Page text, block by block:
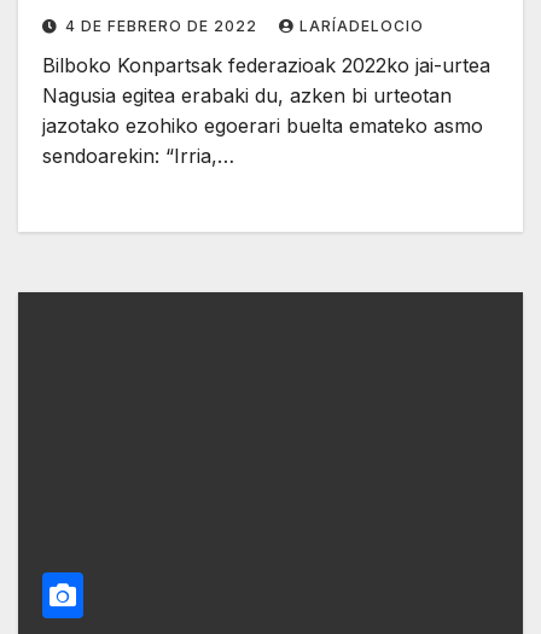
4 DE FEBRERO DE 2022 LARÍADELOCIO
Bilboko Konpartsak federazioak 2022ko jai-urtea
Nagusia egitea erabaki du, azken bi urteotan
jazotako ezohiko egoerari buelta emateko asmo
sendoarekin: “Irria,…